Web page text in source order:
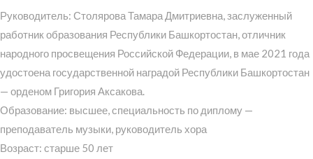
Руководитель: Столярова Тамара Дмитриевна, заслуженный
работник образования Республики Башкортостан, отличник
народного просвещения Российской Федерации, в мае 2021 года
удостоена государственной наградой Республики Башкортостан
— орденом Григория Аксакова.
Образование: высшее, специальность по диплому —
преподаватель музыки, руководитель хора
Возраст: старше 50 лет